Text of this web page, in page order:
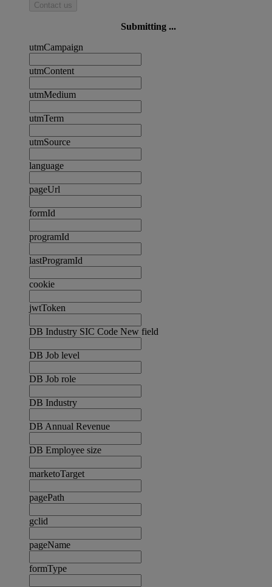
Contact us
Submitting ...
utmCampaign
utmContent
utmMedium
utmTerm
utmSource
language
pageUrl
formId
programId
lastProgramId
cookie
jwtToken
DB Industry SIC Code New field
DB Job level
DB Job role
DB Industry
DB Annual Revenue
DB Employee size
marketoTarget
pagePath
gclid
pageName
formType